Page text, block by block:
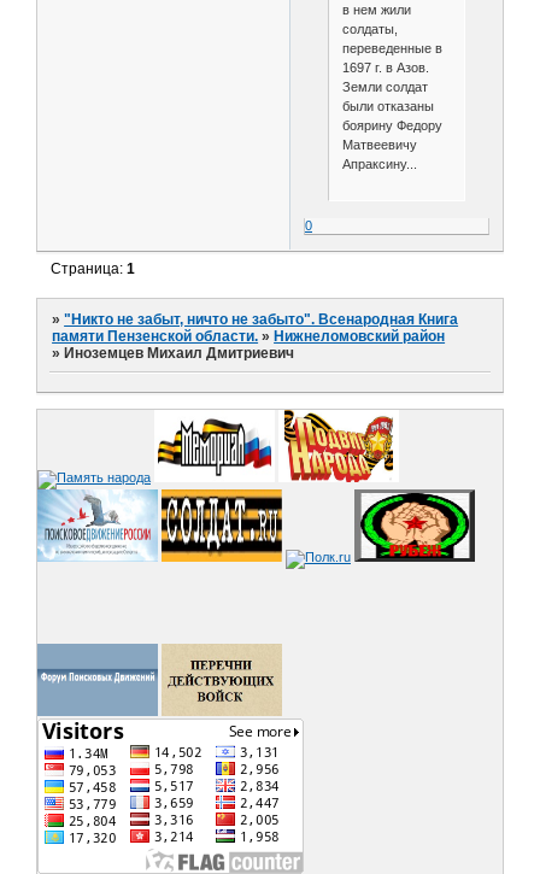
в нем жили
солдаты,
переведенные в
1697 г. в Азов.
Земли солдат
были отказаны
боярину Федору
Матвеевичу
Апраксину...
0
Страница:1
»"Никто не забыт, ничто не забыто". Всенародная Книга
памяти Пензенской области. » Нижнеломовский район
» Иноземцев Михаил Дмитриевич